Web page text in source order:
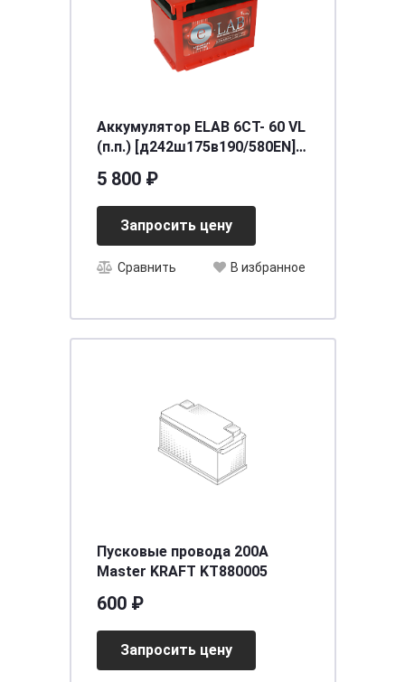
Аккумулятор ELAB 6СТ- 60 VL
(п.п.) [д242ш175в190/580EN]
5 800 ₽
Запросить цену
Сравнить В избранное
Пусковые провода 200A
Master KRAFT KT880005
600 ₽
Запросить цену